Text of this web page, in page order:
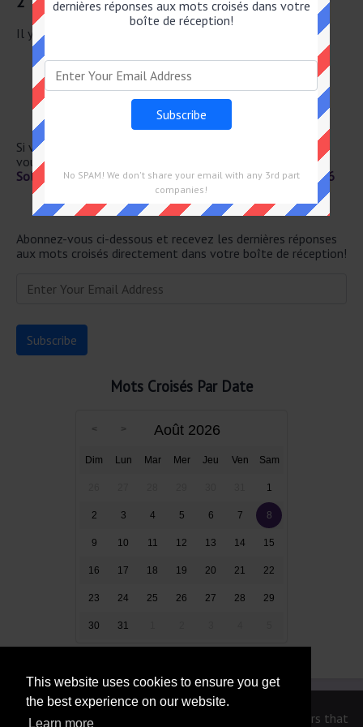
This website uses cookies to ensure you get
the best experience on our website.
Learn more
Il y a un total de 37 mots croisés pour le 25 Juin 2026.
Habituel et précis
Artère
Prêteur à éviter
Aires de sable à arles
Qui contri– buent à la santé
Si vous avez déjà résolu cet indice de mots croisés et que
vous recherchez le message principal, rendez-vous sur
Solution Le Parisien Mots Fléchés Force 2 du 25 Juin 2026
Newsletter
Abonnez-vous ci-dessous et recevez les dernières réponses
aux mots croisés directement dans votre boîte de réception!
Mots Croisés Par Date
Août 2026
Dim Lun Mar Mer Jeu Ven Sam
1
2 3 4 5 6 7 8
9 10 11 12 13 14 15
16 17 18 19 20 21 22
23 24 25 26 27 28 29
30 31
We are in no way affiliated or endorsed by the publishers that
dernières réponses aux mots croisés dans votre
boîte de réception!
No SPAM! We don't share your email with any 3rd part
companies!